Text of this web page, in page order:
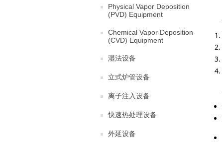
Physical Vapor Deposition
(PVD) Equipment
Chemical Vapor Deposition
(CVD) Equipment
湿法设备
立式炉管设备
离子注入设备
快速热处理设备
外延设备